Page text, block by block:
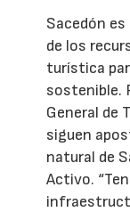
Sacedón
de los
turística
sostenible.
General de
siguen
natural de
Activo.